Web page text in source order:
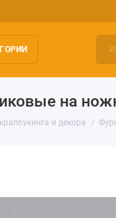
на
и декора